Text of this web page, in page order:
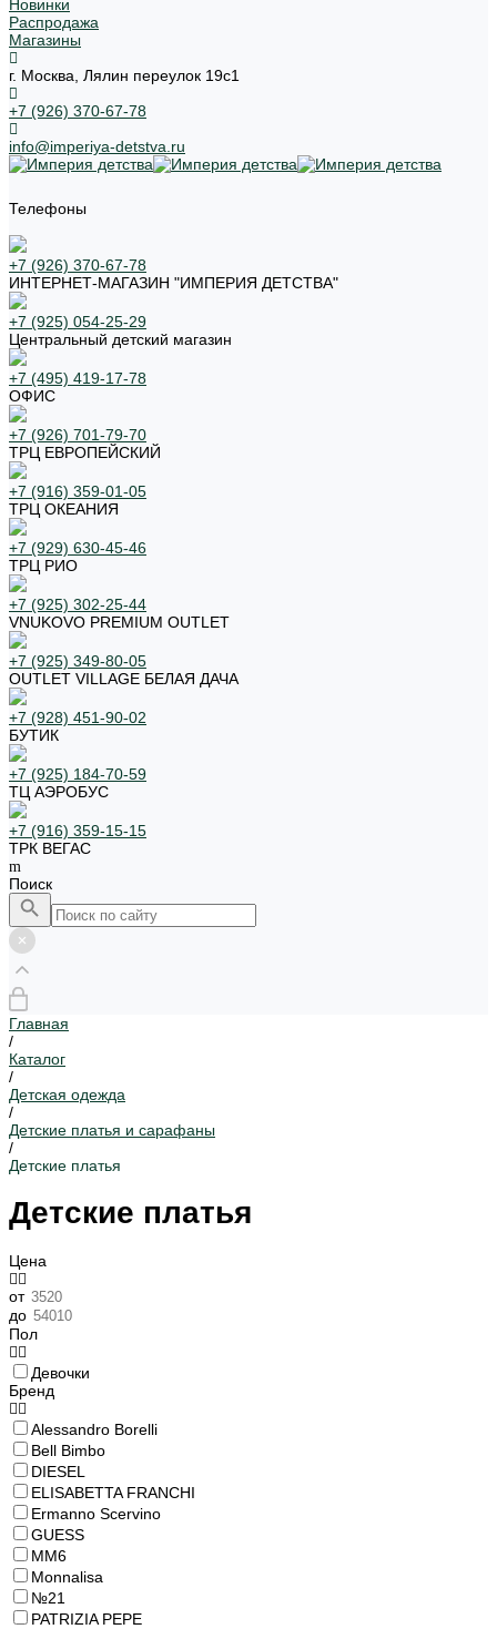
Новинки
Распродажа
Магазины
г. Москва, Лялин переулок 19с1
+7 (926) 370-67-78
info@imperiya-detstva.ru
Телефоны
+7 (926) 370-67-78
ИНТЕРНЕТ-МАГАЗИН "ИМПЕРИЯ ДЕТСТВА"
+7 (925) 054-25-29
Центральный детский магазин
+7 (495) 419-17-78
ОФИС
+7 (926) 701-79-70
ТРЦ ЕВРОПЕЙСКИЙ
+7 (916) 359-01-05
ТРЦ ОКЕАНИЯ
+7 (929) 630-45-46
ТРЦ РИО
+7 (925) 302-25-44
VNUKOVO PREMIUM OUTLET
+7 (925) 349-80-05
OUTLET VILLAGE БЕЛАЯ ДАЧА
+7 (928) 451-90-02
БУТИК
+7 (925) 184-70-59
ТЦ АЭРОБУС
+7 (916) 359-15-15
ТРК ВЕГАС
Поиск
Главная
/
Каталог
/
Детская одежда
/
Детские платья и сарафаны
/
Детские платья
Детские платья
Цена
от
до
Пол
Девочки
Бренд
Alessandro Borelli
Bell Bimbo
DIESEL
ELISABETTA FRANCHI
Ermanno Scervino
GUESS
MM6
Monnalisa
№21
PATRIZIA PEPE